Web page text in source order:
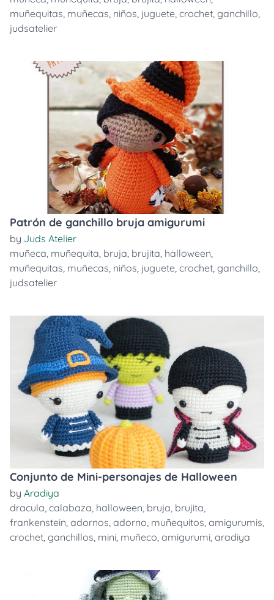
muñequitas, muñecas, niños, juguete, crochet, ganchillo,
judsatelier
Patrón de ganchillo bruja amigurumi
by Juds Atelier
muñeca, muñequita, bruja, brujita, halloween,
muñequitas, muñecas, niños, juguete, crochet, ganchillo,
judsatelier
Conjunto de Mini-personajes de Halloween
by Aradiya
dracula, calabaza, halloween, bruja, brujita,
frankenstein, adornos, adorno, muñequitos, amigurumis,
crochet, ganchillos, mini, muñeco, amigurumi, aradiya